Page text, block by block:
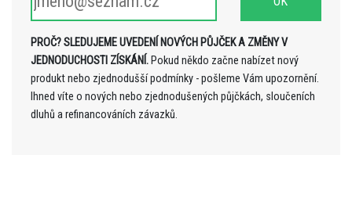
PROČ? SLEDUJEME UVEDENÍ NOVÝCH PŮJČEK A ZMĚNY V
JEDNODUCHOSTI ZÍSKÁNÍ. Pokud někdo začne nabízet nový
produkt nebo zjednodušší podmínky - pošleme Vám upozornění.
Ihned víte o nových nebo zjednodušených půjčkách, sloučeních
dluhů a refinancováních závazků.